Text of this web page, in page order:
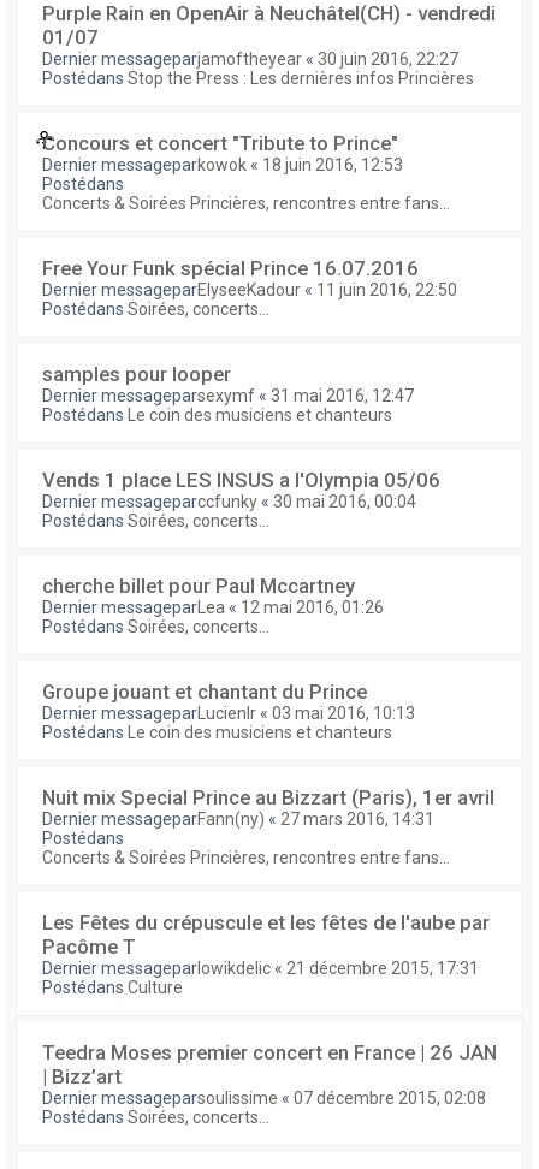
Purple Rain en OpenAir à Neuchâtel(CH) - vendredi
01/07
Dernier messageparjamoftheyear « 30 juin 2016, 22:27
Postédans Stop the Press : Les dernières infos Princières
Concours et concert "Tribute to Prince"
Dernier messageparkowok « 18 juin 2016, 12:53
Postédans
Concerts & Soirées Princières, rencontres entre fans...
Free Your Funk spécial Prince 16.07.2016
Dernier messageparElyseeKadour « 11 juin 2016, 22:50
Postédans Soirées, concerts...
samples pour looper
Dernier messageparsexymf « 31 mai 2016, 12:47
Postédans
Le coin des musiciens et chanteurs
Vends 1 place LES INSUS a l'Olympia 05/06
Dernier messageparccfunky « 30 mai 2016, 00:04
Postédans Soirées, concerts...
cherche billet pour Paul Mccartney
Dernier messagepar Lea « 12 mai 2016, 01:26
Postédans Soirées, concerts...
Groupe jouant et chantant du Prince
Dernier messagepar Lucienlr « 03 mai 2016, 10:13
Postédans
Le coin des musiciens et chanteurs
Nuit mix Special Prince au Bizzart (Paris), 1er avril
Dernier messageparFann(ny) « 27 mars 2016, 14:31
Postédans
Concerts & Soirées Princières, rencontres entre fans...
Les Fêtes du crépuscule et les fêtes de l'aube par
Pacôme T
Dernier messageparlowikdelic « 21 décembre 2015, 17:31
Postédans Culture
Teedra Moses premier concert en France | 26 JAN
| Bizz’art
Dernier messageparsoulissime « 07 décembre 2015, 02:08
Postédans Soirées, concerts...